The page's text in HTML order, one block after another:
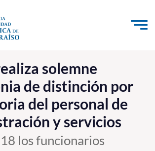
al contenido
e Innovación
el Medio
solemne
de distinción por
del personal de
y servicios
los funcionarios